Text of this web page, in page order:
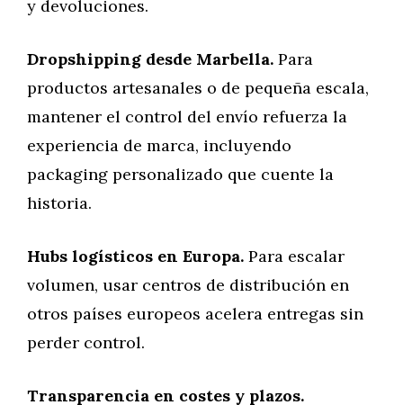
y devoluciones.
Dropshipping desde Marbella. Para
productos artesanales o de pequeña escala,
mantener el control del envío refuerza la
experiencia de marca, incluyendo
packaging personalizado que cuente la
historia.
Hubs logísticos en Europa. Para escalar
volumen, usar centros de distribución en
otros países europeos acelera entregas sin
perder control.
Transparencia en costes y plazos.